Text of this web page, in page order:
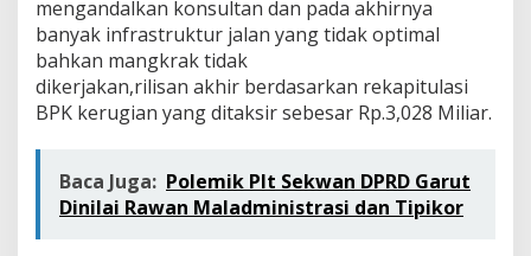
mengandalkan konsultan dan pada akhirnya
banyak infrastruktur jalan yang tidak optimal
bahkan mangkrak tidak
dikerjakan,rilisan akhir berdasarkan rekapitulasi
BPK kerugian yang ditaksir sebesar Rp.3,028 Miliar.
Baca Juga: Polemik Plt Sekwan DPRD Garut
Dinilai Rawan Maladministrasi dan Tipikor